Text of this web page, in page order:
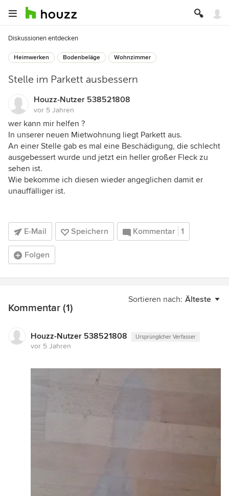
Diskussionen entdecken
Heimwerken Bodenbeläge Wohnzimmer
Stelle im Parkett ausbessern
Houzz-Nutzer 538521808
vor 5 Jahren
wer kann mir helfen ?
In unserer neuen Mietwohnung liegt Parkett aus.
An einer Stelle gab es mal eine Beschädigung, die schlecht
ausgebessert wurde und jetzt ein heller großer Fleck zu
sehen ist.
Wie bekomme ich diesen wieder angeglichen damit er
unauffälliger ist.
E-Mail Speichern Kommentar 1
Folgen
Sortieren nach: Älteste
Kommentar (1)
Houzz-Nutzer 538521808 Ursprünglicher Verfasser
vor 5 Jahren